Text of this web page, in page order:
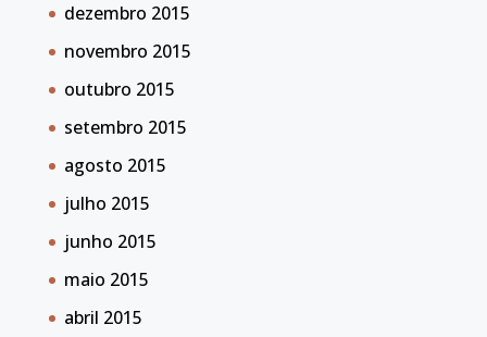
dezembro 2015
novembro 2015
outubro 2015
setembro 2015
agosto 2015
julho 2015
junho 2015
maio 2015
abril 2015